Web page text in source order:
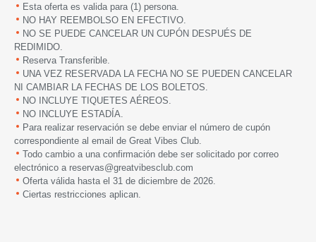
Esta oferta es valida para (1) persona.
NO HAY REEMBOLSO EN EFECTIVO.
NO SE PUEDE CANCELAR UN CUPÓN DESPUÉS DE
REDIMIDO.
Reserva Transferible.
UNA VEZ RESERVADA LA FECHA NO SE PUEDEN CANCELAR
NI CAMBIAR LA FECHAS DE LOS BOLETOS.
NO INCLUYE TIQUETES AÉREOS.
NO INCLUYE ESTADÍA.
Para realizar reservación se debe enviar el número de cupón
correspondiente al email de Great Vibes Club.
Todo cambio a una confirmación debe ser solicitado por correo
electrónico a reservas@greatvibesclub.com
Oferta válida hasta el 31 de diciembre de 2026.
Ciertas restricciones aplican.